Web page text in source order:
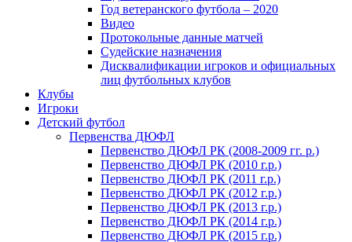
Год ветеранского футбола – 2020
Видео
Протокольные данные матчей
Судейские назначения
Дисквалификации игроков и официальных
лиц футбольных клубов
Клубы
Игроки
Детский футбол
Первенства ДЮФЛ
Первенство ДЮФЛ РК (2008-2009 гг. р.)
Первенство ДЮФЛ РК (2010 г.р.)
Первенство ДЮФЛ РК (2011 г.р.)
Первенство ДЮФЛ РК (2012 г.р.)
Первенство ДЮФЛ РК (2013 г.р.)
Первенство ДЮФЛ РК (2014 г.р.)
Первенство ДЮФЛ РК (2015 г.р.)